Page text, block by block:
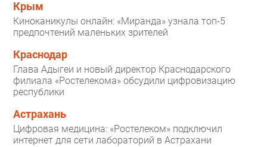
Крым
Киноканикулы онлайн: «Миранда» узнала топ-5
предпочтений маленьких зрителей
Краснодар
Глава Адыгеи и новый директор Краснодарского
филиала «Ростелекома» обсудили цифровизацию
республики
Астрахань
Цифровая медицина: «Ростелеком» подключил
интернет для сети лабораторий в Астрахани